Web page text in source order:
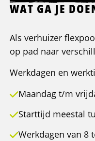
WAT GA JE
Als verhuizer
op pad naar
Werkdagen en
Maandag t/m
Starttijd meestal
Werkdagen van 8